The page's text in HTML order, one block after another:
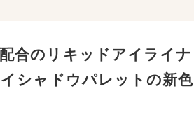
合のリキッドアイライナ
シャドウパレットの新色